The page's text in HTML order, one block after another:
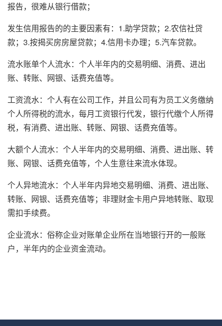
报告，很难从银行借款；
发生信用报告的的主要因素有：1.助学贷款；2.农信社贷
款；3.按揭买房房屋贷款；4.信用卡办理；5.汽车贷款。
流水账单个人流水：个人半年内的交易明细、消费、进出
账、转账、网银、话费充值等。
工资流水：个人有在公司工作，并且公司有为员工义务缴纳
个人所得税的流水，每月工资银行代发，银行代缴个人所得
税，有消费、进出账、转账、网银、话费充值等。
大额个人流水：个人半年内的交易明细、消费、进出账、转
账、网银、话费充值等，个人生意往来流水体现。
个人异地流水：个人半年内异地交易明细、消费、进出账、
转账、网银、话费充值等；非理财金卡用户异地转账、取现
需扣手续费。
企业流水：俗称企业对账单企业所在当地银行开的一般账
户，半年内的企业资金流动。